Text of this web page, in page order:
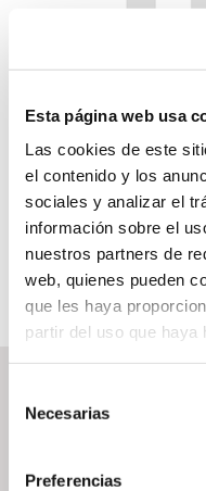
Esta página web usa
Las cookies de este
el contenido y los
sociales y analizar el
información sobre el
nuestros partners de
web, quienes pueden
que les haya
partir del uso que
Necesarias
Preferencias
Flotador del
regulable de 150 a
nivel.
DATOS DE
DOWNLOAD